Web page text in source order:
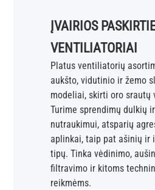
ĮVAIRIOS
VENTILIATORIAI
Platus ventiliatorių
aukšto, vidutinio ir žemo
modeliai, skirti oro srautų
Turime sprendimų dulkių
nutraukimui, atsparių
aplinkai, taip pat ašinių ir
tipų. Tinka vėdinimo,
filtravimo ir kitoms
reikmėms.